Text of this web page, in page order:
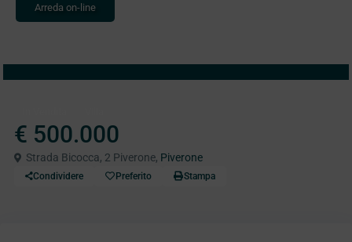
Arreda on-line
€ 500.000
Strada Bicocca, 2 Piverone, Piverone
Condividere Preferito Stampa